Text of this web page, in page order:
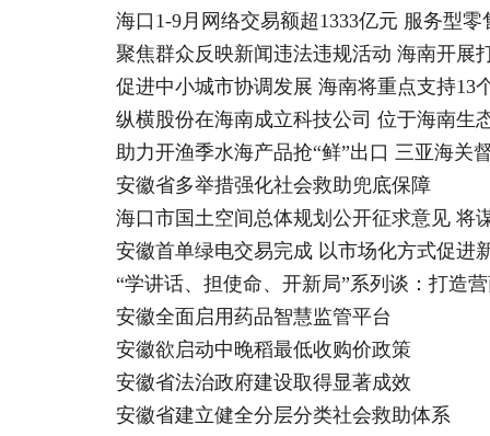
海口1-9月网络交易额超1333亿元 服务型零
聚焦群众反映新闻违法违规活动 海南开展
促进中小城市协调发展 海南将重点支持13
纵横股份在海南成立科技公司 位于海南生
助力开渔季水海产品抢“鲜”出口 三亚海关
安徽省多举措强化社会救助兜底保障
海口市国土空间总体规划公开征求意见 将
安徽首单绿电交易完成 以市场化方式促进
“学讲话、担使命、开新局”系列谈：打造
安徽全面启用药品智慧监管平台
安徽欲启动中晚稻最低收购价政策
安徽省法治政府建设取得显著成效
安徽省建立健全分层分类社会救助体系